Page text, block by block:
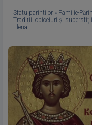
Sfatulparintilor » Familie-
Tradiții, obiceiuri și
Elena